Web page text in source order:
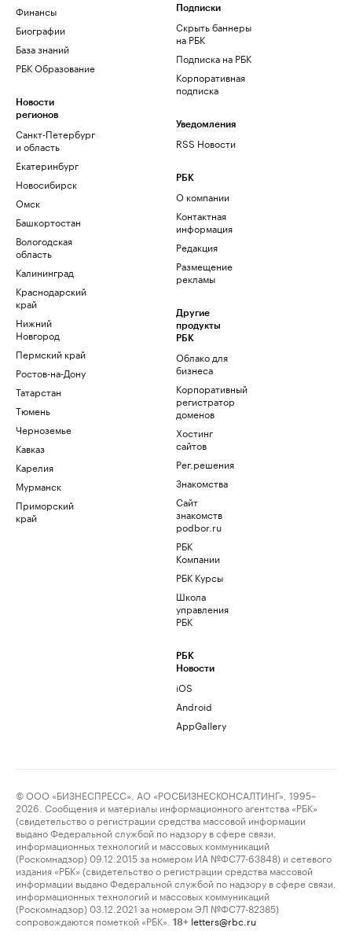
Финансы
Биографии
База знаний
РБК Образование
Новости
регионов
Санкт-Петербург
и область
Екатеринбург
Новосибирск
Омск
Башкортостан
Вологодская
область
Калининград
Краснодарский
край
Нижний
Новгород
Пермский край
Ростов-на-Дону
Татарстан
Тюмень
Черноземье
Кавказ
Карелия
Мурманск
Приморский
край
Подписки
Скрыть баннеры
на РБК
Подписка на РБК
Корпоративная
подписка
Уведомления
RSS Новости
РБК
О компании
Контактная
информация
Редакция
Размещение
рекламы
Другие
продукты
РБК
Облако для
бизнеса
Корпоративный
регистратор
доменов
Хостинг
сайтов
Рег.решения
Знакомства
Сайт
знакомств
podbor.ru
РБК
Компании
РБК Курсы
Школа
управления
РБК
РБК
Новости
iOS
Android
AppGallery
© ООО «БИЗНЕСПРЕСС», АО «РОСБИЗНЕСКОНСАЛТИНГ», 1995–
2026. Сообщения и материалы информационного агентства «РБК»
(свидетельство о регистрации средства массовой информации
выдано Федеральной службой по надзору в сфере связи,
информационных технологий и массовых коммуникаций
(Роскомнадзор) 09.12.2015 за номером ИА №ФС77-63848) и сетевого
издания «РБК» (свидетельство о регистрации средства массовой
информации выдано Федеральной службой по надзору в сфере связи,
информационных технологий и массовых коммуникаций
(Роскомнадзор) 03.12.2021 за номером ЭЛ №ФС77-82385)
сопровождаются пометкой «РБК».
18+ letters@rbc.ru